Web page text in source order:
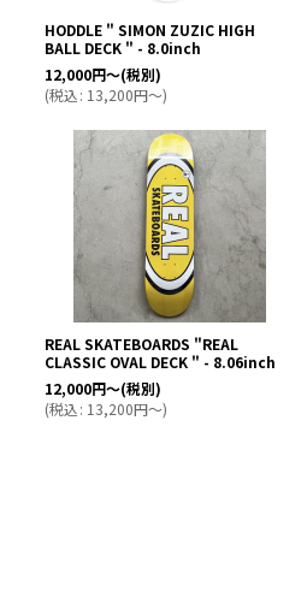
HODDLE " SIMON ZUZIC HIGH
BALL DECK " - 8.0inch
12,000円～(税別)
(税込: 13,200円～)
REAL SKATEBOARDS "REAL
CLASSIC OVAL DECK " - 8.06inch
12,000円～(税別)
(税込: 13,200円～)